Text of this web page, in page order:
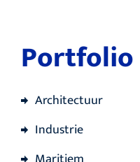
Portfolio
Architectuur
Industrie